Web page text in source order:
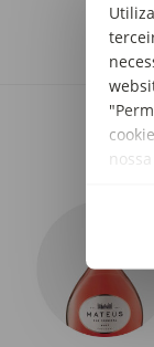
nossa